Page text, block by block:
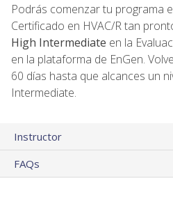
Podrás comenzar tu programa
Certificado en HVAC/R tan
High Intermediate en la
en la plataforma de EnGen.
60 días hasta que alcances un
Intermediate.
Instructor
FAQs